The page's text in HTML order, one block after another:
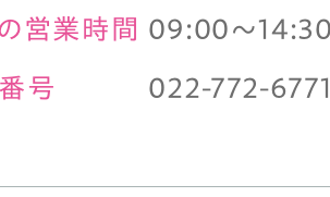
営業時間 09:00～14:30
号 022-772-6771